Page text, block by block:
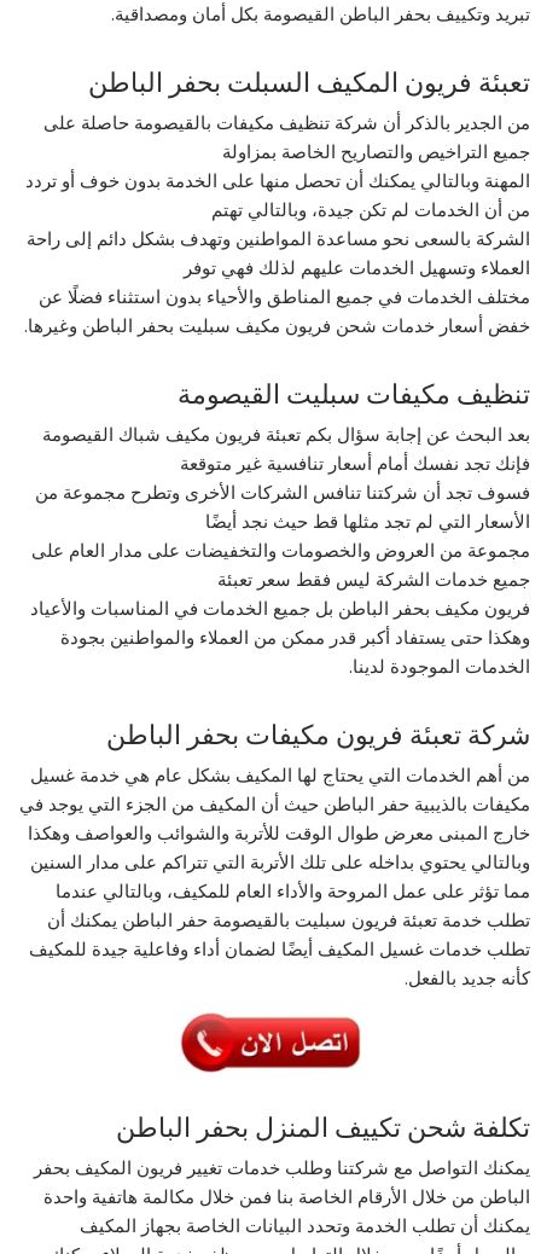
تبريد وتكييف بحفر الباطن القيصومة بكل أمان ومصداقية.
تعبئة فريون المكيف السبلت بحفر الباطن
من الجدير بالذكر أن شركة تنظيف مكيفات بالقيصومة حاصلة على
جميع التراخيص والتصاريح الخاصة بمزاولة
المهنة وبالتالي يمكنك أن تحصل منها على الخدمة بدون خوف أو تردد
من أن الخدمات لم تكن جيدة، وبالتالي تهتم
الشركة بالسعى نحو مساعدة المواطنين وتهدف بشكل دائم إلى راحة
العملاء وتسهيل الخدمات عليهم لذلك فهي توفر
مختلف الخدمات في جميع المناطق والأحياء بدون استثناء فضلًا عن
خفض أسعار خدمات شحن فريون مكيف سبليت بحفر الباطن وغيرها.
تنظيف مكيفات سبليت القيصومة
بعد البحث عن إجابة سؤال بكم تعبئة فريون مكيف شباك القيصومة
فإنك تجد نفسك أمام أسعار تنافسية غير متوقعة
فسوف تجد أن شركتنا تنافس الشركات الأخرى وتطرح مجموعة من
الأسعار التي لم تجد مثلها قط حيث نجد أيضًا
مجموعة من العروض والخصومات والتخفيضات على مدار العام على
جميع خدمات الشركة ليس فقط سعر تعبئة
فريون مكيف بحفر الباطن بل جميع الخدمات في المناسبات والأعياد
وهكذا حتى يستفاد أكبر قدر ممكن من العملاء والمواطنين بجودة
الخدمات الموجودة لدينا.
شركة تعبئة فريون مكيفات بحفر الباطن
من أهم الخدمات التي يحتاج لها المكيف بشكل عام هي خدمة غسيل
مكيفات بالذيبية حفر الباطن حيث أن المكيف من الجزء التي يوجد في
خارج المبنى معرض طوال الوقت للأتربة والشوائب والعواصف وهكذا
وبالتالي يحتوي بداخله على تلك الأتربة التي تتراكم على مدار السنين
مما تؤثر على عمل المروحة والأداء العام للمكيف، وبالتالي عندما
تطلب خدمة تعبئة فريون سبليت بالقيصومة حفر الباطن يمكنك أن
تطلب خدمات غسيل المكيف أيضًا لضمان أداء وفاعلية جيدة للمكيف
كأنه جديد بالفعل.
تكلفة شحن تكييف المنزل بحفر الباطن
يمكنك التواصل مع شركتنا وطلب خدمات تغيير فريون المكيف بحفر
الباطن من خلال الأرقام الخاصة بنا فمن خلال مكالمة هاتفية واحدة
يمكنك أن تطلب الخدمة وتحدد البيانات الخاصة بجهاز المكيف